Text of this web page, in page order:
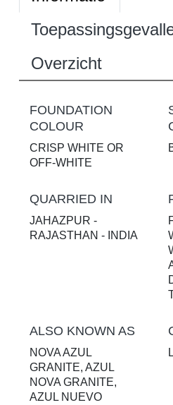
Overzicht
FOUNDATION
COLOUR
CRISP WHITE OR
OFF-WHITE
QUARRIED IN
JAHAZPUR -
RAJASTHAN - INDIA
ALSO KNOWN AS
NOVA AZUL
GRANITE, AZUL
NOVA GRANITE,
AZUL NUEVO